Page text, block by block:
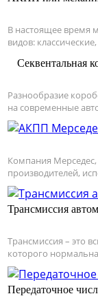
В настоящее время
видов:
Секвентальная
Разнообразие
на современные
Компания
производителей,
Трансмиссия
Трансмиссия – это
которого
Передаточное